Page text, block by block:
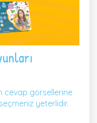
cevap görsellerine
yeterlidir.